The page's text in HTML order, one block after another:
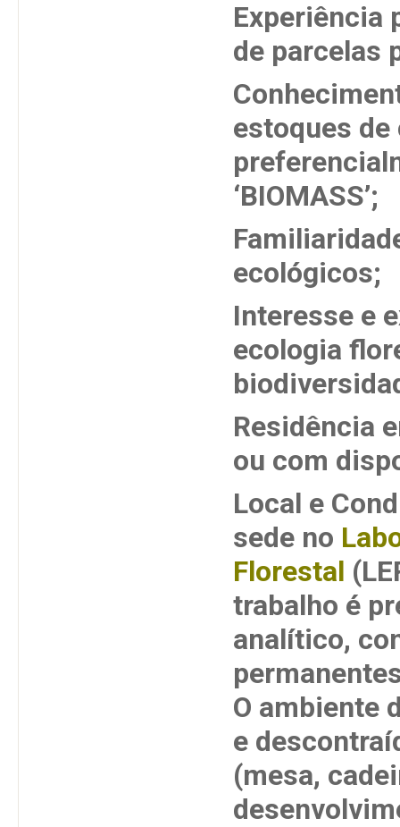
Experiência
de parcelas
estoques de
‘BIOMASS’;
ecológicos;
Interesse e
ecologia
Residência
ou com
Local e
sede no
Florestal
trabalho é
analítico,
O ambiente
e
(mesa,